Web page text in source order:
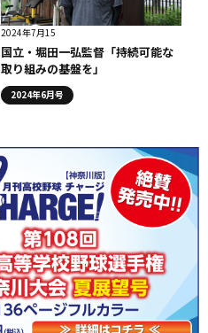
2024年7月15
国立・堀田一弘監督「持続可能な
取り組みの基盤を」
2024年6月号